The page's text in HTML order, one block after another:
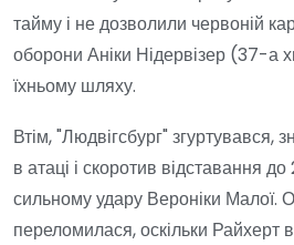
тайму і не дозволили червоній
оборони Аніки Нідервізер (37-а
їхньому шляху.
Втім, "Людвігсбург" згуртувався,
в атаці і скоротив відставання
сильному удару Вероніки Малої.
переломилася, оскільки Райхерт